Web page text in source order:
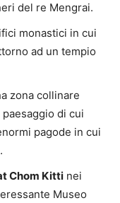
del re Mengrai.
monastici in cui
ad un tempio
zona collinare
di cui
pagode in cui
Chom Kitti nei
Museo